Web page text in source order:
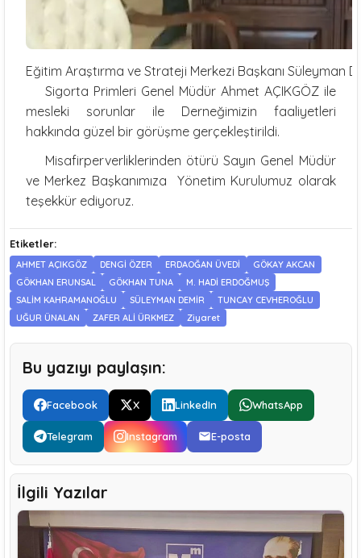
Eğitim Araştırma ve Strateji Merkezi Başkanı Süleyman
Sigorta Primleri Genel Müdür Ahmet AÇIKGÖZ ile
mesleki sorunlar ile Derneğimizin faaliyetleri
hakkında güzel bir görüşme gerçekleştirildi.
Misafirperverliklerinden ötürü Sayın Genel Müdür
ve Merkez Başkanımıza Yönetim Kurulumuz olarak
teşekkür ediyoruz.
Etiketler:
AHMET AÇIKGÖZ DENGİ ÖZER ERDAOĞAN ÜVEDİ
GÖKAY AKCAN
GÖKHAN ERUNSAL
GÖKHAN TUNA
M. HADİ ERDOĞMUŞ
SALİM KAHRAMANOĞLU
SÜLEYMAN DEMİR
TUNCAY CEVHEROĞLU
UĞUR ÜNALAN
ZAFER ALİ ÜRKMEZ Ziyaret
Bu yazıyı paylaşın:
Facebook X LinkedIn WhatsApp
Telegram Instagram E-posta
İlgili Yazılar